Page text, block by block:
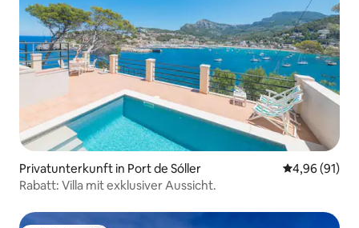
Privatunterkunft in Port de Sóller
4,96 (91)
Rabatt: Villa mit exklusiver Aussicht.